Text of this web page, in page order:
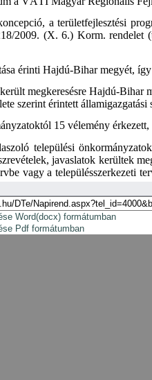
Word(docx) formátumban
Pdf formátumban